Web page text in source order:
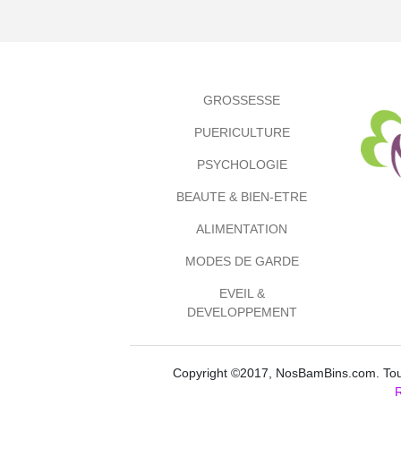
GROSSESSE
PUERICULTURE
PSYCHOLOGIE
BEAUTE & BIEN-ETRE
ALIMENTATION
MODES DE GARDE
EVEIL &
DEVELOPPEMENT
Copyright ©2017, NosBamBins.com.